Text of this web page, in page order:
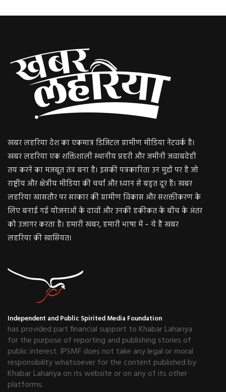
खबर लहरिया देश का एकमात्र डिजिटल ग्रामीण मीडिया नेटवर्क है।
खबर लहरिया एक शक्तिशाली स्थानीय प्रहरी और जमीनी जवाबदेही
तय करने का मजबूत तंत्र बना है। इसकी पत्रकारिता उन मुद्दों पर है जो
राष्ट्रीय और क्षेत्रीय मीडिया की चर्चा और ध्यान से बहुत दूर हैं। खबर
लहरिया खासतौर पर सरकार की ग्रामीण विकास और सशक्तीकरण के
लिए बनाई गई योजनाओं के दावों और उनकी हकीकत के बीच के अंतर
को उजागर करता है। हमारी खबर, हमारी भाषा में – ये है खबर
लहरिया की खासियत।
Independent and Public Spirited Media Foundation
has provided part financial support to Khabar Lahariya
for the purpose of reporting and publishing stories of
public interest. IPSMF does not take any legal or moral
responsibility whatsoever for the content published by
Khabar Lahariya on its website or on any of its other
platforms.